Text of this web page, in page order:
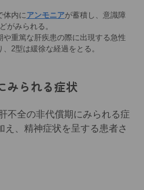
体内に アンモニアが蓄積し、意識障
がみられる。
や重篤な肝疾患の際に出現する急性
2型は緩徐な経過をとる。
みられる症状
不全の非代償期にみられる症
え、精神症状を呈する患者さ